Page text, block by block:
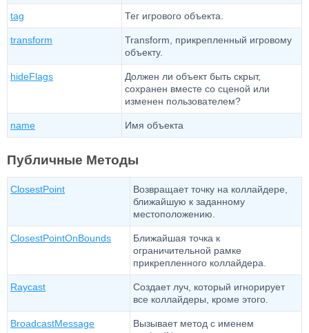
tag Тег игрового объекта.
transform
Transform, прикрепленный игровому
объекту.
hideFlags
Должен ли объект быть скрыт,
сохранен вместе со сценой или
изменен пользователем?
name Имя объекта
Публичные Методы
ClosestPoint
Возвращает точку на коллайдере,
ближайшую к заданному
местоположению.
ClosestPointOnBounds
Ближайшая точка к
ограничительной рамке
прикрепленного коллайдера.
Raycast
Создает луч, который игнорирует
все коллайдеры, кроме этого.
BroadcastMessage
Вызывает метод с именем